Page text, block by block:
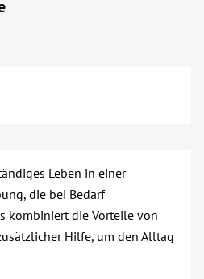
Leben in einer
die bei Bedarf
kombiniert die Vorteile von
Hilfe, um den Alltag